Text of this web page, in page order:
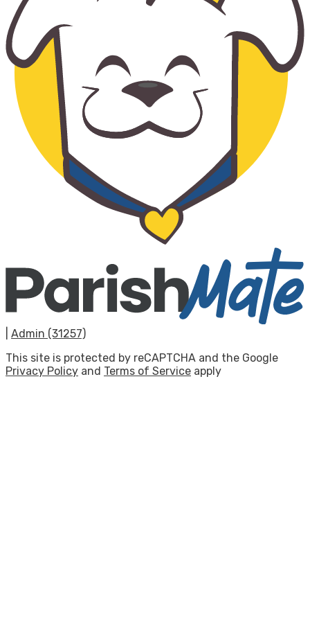
Admin (31257)
This site is protected by reCAPTCHA and the Google
Privacy Policy and Terms of Service apply